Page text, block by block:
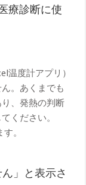
療診断に使
温度計アプリ）
。あくまでも
、発熱の判断
ください。
。
」と表示さ